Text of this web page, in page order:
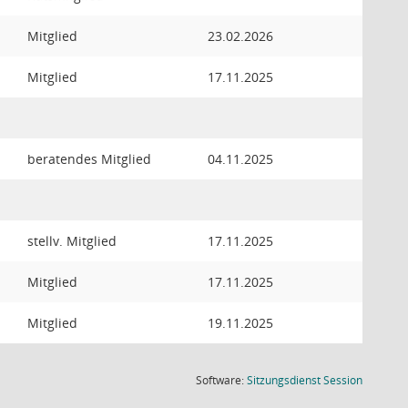
Mitglied 23.02.2026
Mitglied 17.11.2025
beratendes Mitglied 04.11.2025
stellv. Mitglied 17.11.2025
Mitglied 17.11.2025
Mitglied 19.11.2025
Software:SitzungsdienstSession(Wird in